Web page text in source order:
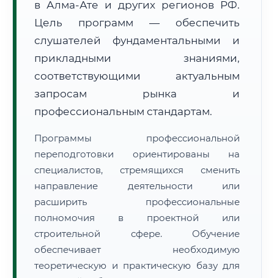
• Маршрут транзита:
📜 Документы и аккредитация ФИС ФРДО
🔍Нажмите на документ для увеличения и просмотра
в Алма-Ате и других регионов РФ.
Цель программ — обеспечить
слушателей фундаментальными и
прикладными знаниями,
соответствующими актуальным
запросам рынка и
профессиональным стандартам.
Программы профессиональной
переподготовки ориентированы на
специалистов, стремящихся сменить
направление деятельности или
расширить профессиональные
полномочия в проектной или
строительной сфере. Обучение
обеспечивает необходимую
теоретическую и практическую базу для